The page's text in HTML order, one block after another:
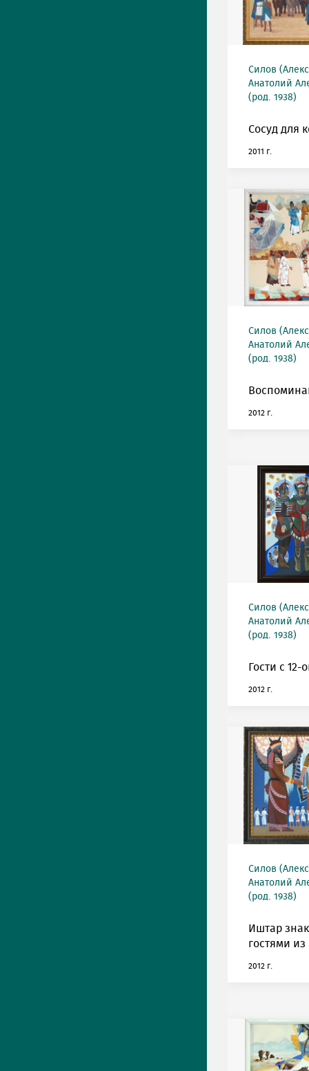
Силов
Анатолий
(род. 1938)
Сосуд для
2011 г.
Силов
Анатолий
(род. 1938)
2012 г.
Силов
Анатолий
(род. 1938)
Гости с
2012 г.
Силов
Анатолий
(род. 1938)
Иштар
гостями
2012 г.